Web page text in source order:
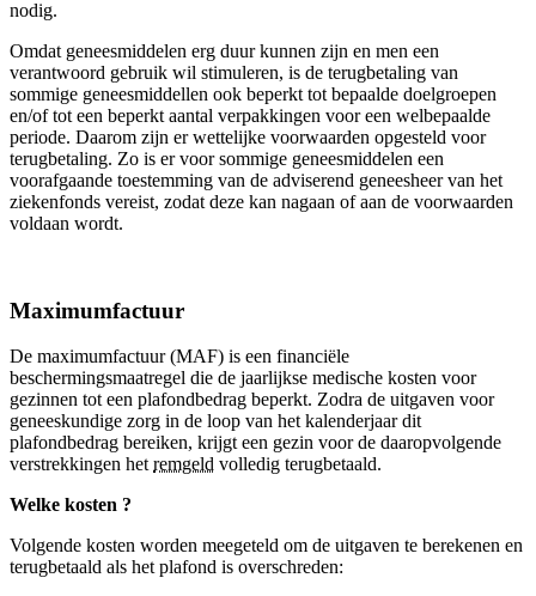
nodig.
Omdat geneesmiddelen erg duur kunnen zijn en men een
verantwoord gebruik wil stimuleren, is de terugbetaling van
sommige geneesmiddellen ook beperkt tot bepaalde doelgroepen
en/of tot een beperkt aantal verpakkingen voor een welbepaalde
periode. Daarom zijn er wettelijke voorwaarden opgesteld voor
terugbetaling. Zo is er voor sommige geneesmiddelen een
voorafgaande toestemming van de adviserend geneesheer van het
ziekenfonds vereist, zodat deze kan nagaan of aan de voorwaarden
voldaan wordt.
Maximumfactuur
De maximumfactuur (MAF) is een financiële
beschermingsmaatregel die de jaarlijkse medische kosten voor
gezinnen tot een plafondbedrag beperkt. Zodra de uitgaven voor
geneeskundige zorg in de loop van het kalenderjaar dit
plafondbedrag bereiken, krijgt een gezin voor de daaropvolgende
verstrekkingen hetremgeld volledig terugbetaald.
Welke kosten ?
Volgende kosten worden meegeteld om de uitgaven te berekenen en
terugbetaald als het plafond is overschreden: